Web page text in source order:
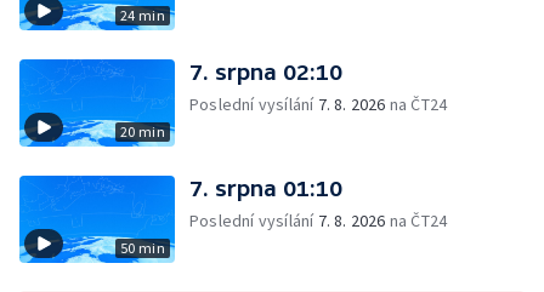
24 min
20 min
7. srpna 02:10
Poslední vysílání 7. 8. 2026 na ČT24
50 min
7. srpna 01:10
Poslední vysílání 7. 8. 2026 na ČT24